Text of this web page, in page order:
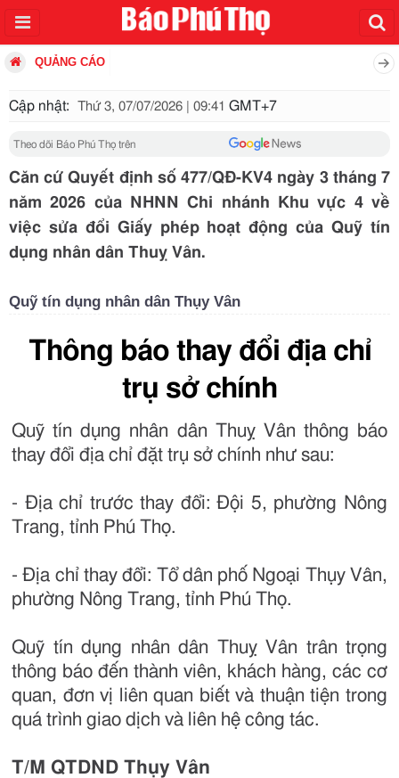
QUẢNG CÁO
Cập nhật: Thứ 3, 07/07/2026 | 09:41 GMT+7
Theo dõi Báo Phú Thọ trên
Căn cứ Quyết định số 477/QĐ-KV4 ngày 3 tháng 7
năm 2026 của NHNN Chi nhánh Khu vực 4 về
việc sửa đổi Giấy phép hoạt động của Quỹ tín
dụng nhân dân Thuỵ Vân.
Quỹ tín dụng nhân dân Thụy Vân
Thông báo thay đổi địa chỉ
trụ sở chính
Quỹ tín dụng nhân dân Thuỵ Vân thông báo
thay đổi địa chỉ đặt trụ sở chính như sau:
- Địa chỉ trước thay đổi: Đội 5, phường Nông
Trang, tỉnh Phú Thọ.
- Địa chỉ thay đổi: Tổ dân phố Ngoại Thụy Vân,
phường Nông Trang, tỉnh Phú Thọ.
Quỹ tín dụng nhân dân Thuỵ Vân trân trọng
thông báo đến thành viên, khách hàng, các cơ
quan, đơn vị liên quan biết và thuận tiện trong
quá trình giao dịch và liên hệ công tác.
T/M QTDND Thụy Vân